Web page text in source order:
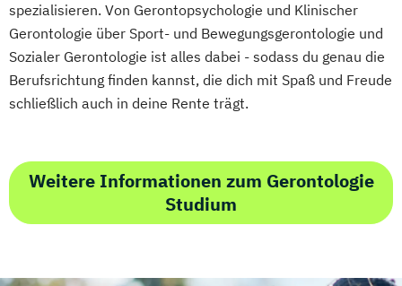
spezialisieren. Von Gerontopsychologie und Klinischer
Gerontologie über Sport- und Bewegungsgerontologie und
Sozialer Gerontologie ist alles dabei - sodass du genau die
Berufsrichtung finden kannst, die dich mit Spaß und Freude
schließlich auch in deine Rente trägt.
Weitere Informationen zum Gerontologie
Studium